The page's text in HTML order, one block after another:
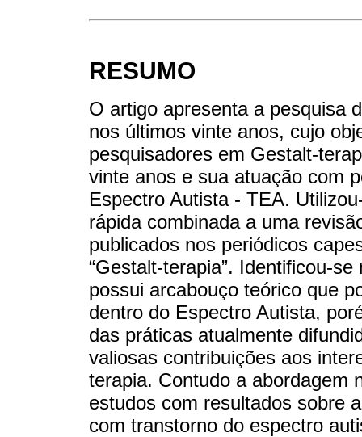
RESUMO
O artigo apresenta a pesquisa
nos últimos vinte anos, cujo
pesquisadores em Gestalt-
vinte anos e sua atuação com
Espectro Autista - TEA.
rápida combinada a uma
publicados nos periódicos
“Gestalt-terapia”. Identificou-
possui arcabouço teórico que
dentro do Espectro Autista,
das práticas atualmente
valiosas contribuições aos
terapia. Contudo a abordagem
estudos com resultados sobre
com transtorno do espectro